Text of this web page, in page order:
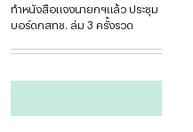
ทำหนังสือแจงนายกฯแล้ว ประชุม
บอร์ดกสทช. ล่ม 3 ครั้งรวด